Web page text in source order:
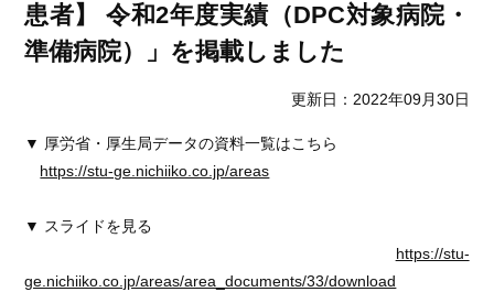
患者】 令和2年度実績（DPC対象病院・
準備病院）」を掲載しました
更新日：2022年09月30日
▼ 厚労省・厚生局データの資料一覧はこちら
https://stu-ge.nichiiko.co.jp/areas
▼ スライドを見る
https://stu-
ge.nichiiko.co.jp/areas/area_documents/33/download